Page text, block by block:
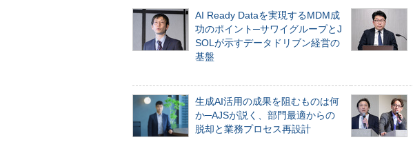
AI Ready Dataを実現するMDM成
功のポイント─サワイグループとJ
SOLが示すデータドリブン経営の
基盤
生成AI活用の成果を阻むものは何
か─AJSが説く、部門最適からの
脱却と業務プロセス再設計